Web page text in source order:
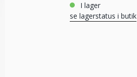
i lager
se lagerstatus i butik